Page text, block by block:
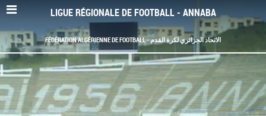
LIGUE RÉGIONALE DE FOOTBALL - ANNABA
FÉDÉRATION ALGÉRIENNE DE FOOTBALL - الاتحاد الجزائري لكرة القدم